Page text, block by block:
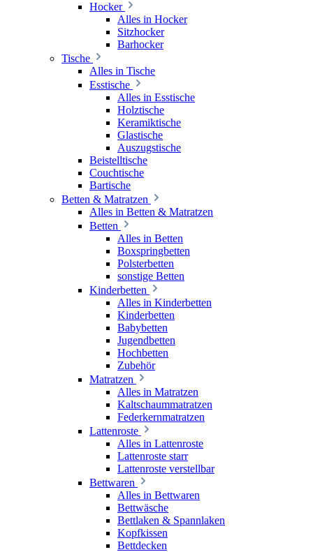
Hocker
Alles in Hocker
Sitzhocker
Barhocker
Tische
Alles in Tische
Esstische
Alles in Esstische
Holztische
Keramiktische
Glastische
Auszugstische
Beistelltische
Couchtische
Bartische
Betten & Matratzen
Alles in Betten & Matratzen
Betten
Alles in Betten
Boxspringbetten
Polsterbetten
sonstige Betten
Kinderbetten
Alles in Kinderbetten
Kinderbetten
Babybetten
Jugendbetten
Hochbetten
Zubehör
Matratzen
Alles in Matratzen
Kaltschaummatratzen
Federkernmatratzen
Lattenroste
Alles in Lattenroste
Lattenroste starr
Lattenroste verstellbar
Bettwaren
Alles in Bettwaren
Bettwäsche
Bettlaken & Spannlaken
Kopfkissen
Bettdecken